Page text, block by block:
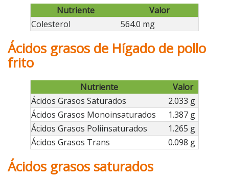
Nutriente
Valor
Colesterol
564.0 mg
Ácidos grasos de Hígado de pollo
frito
Nutriente
Valor
Ácidos Grasos Saturados
2.033 g
Ácidos Grasos Monoinsaturados
1.387 g
Ácidos Grasos Poliinsaturados
1.265 g
Ácidos Grasos Trans
0.098 g
Ácidos grasos saturados